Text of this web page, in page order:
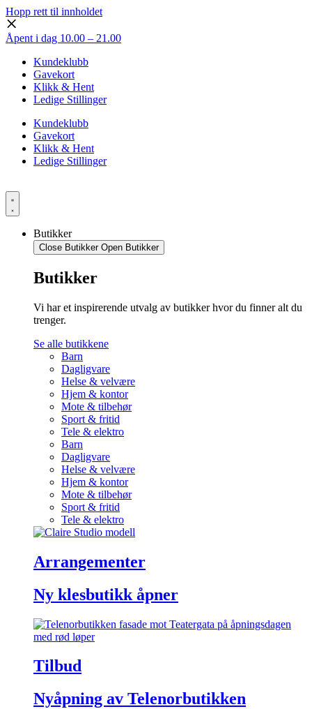
Hopp rett til innholdet
Åpent i dag 10.00 – 21.00
Kundeklubb
Gavekort
Klikk & Hent
Ledige Stillinger
Kundeklubb
Gavekort
Klikk & Hent
Ledige Stillinger
Butikker
Close Butikker Open Butikker
Butikker
Vi har et inspirerende utvalg av butikker hvor du finner alt du
trenger.
Se alle butikkene
Barn
Dagligvare
Helse & velvære
Hjem & kontor
Mote & tilbehør
Sport & fritid
Tele & elektro
Barn
Dagligvare
Helse & velvære
Hjem & kontor
Mote & tilbehør
Sport & fritid
Tele & elektro
Arrangementer
Ny klesbutikk åpner
Tilbud
Nyåpning av Telenorbutikken